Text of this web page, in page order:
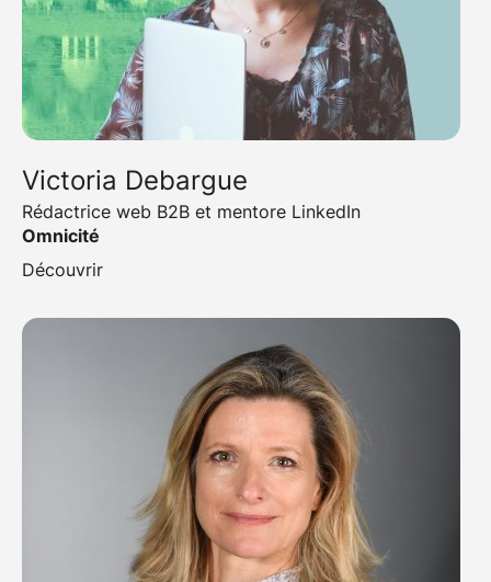
Victoria Debargue
Rédactrice web B2B et mentore LinkedIn
Omnicité
Découvrir